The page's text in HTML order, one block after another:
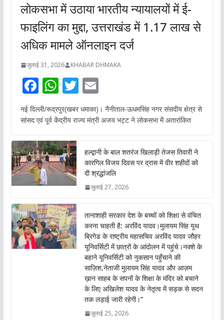
लोकसभा में उठाया भारतीय न्यायालयों में ई-
फाइलिंग का मुद्दा, उत्तराखंड में 1.17 लाख से
अधिक मामले ऑनलाइन दर्ज
जुलाई 31, 2026 KHABAR DHMAKA
F
ac
e
o
o
k
W
h
at
A
p
p
T
w
itt
E
m
ai
नई दिल्ली/रूद्रपुर(खबर धमाका)। नैनीताल-ऊधमसिंह नगर संसदीय क्षेत्र से
सांसद एवं पूर्व केंद्रीय राज्य मंत्री अजय भट्ट ने लोकसभा में अतारांकित
हल्द्वानी के बाल शतरंज खिलाड़ी तेजस तिवारी ने
कारगिल विजय दिवस पर द्रास में वीर शहीदों को
दी श्रद्धांजलि
जुलाई 27, 2026
तानाशाही सरकार देश के बच्चों को शिक्षा से वंचित
करना चाहती है: अरविंद यादव।मुलायम सिंह यूथ
ब्रिगेड के राष्ट्रीय महासचिव अरविंद यादव जौहर
यूनिवर्सिटी में छात्रों के आंदोलन में पहुंचे।नक्शे के
बहाने यूनिवर्सिटी को नुकसान पहुँचाने की
साज़िश,नेताजी मुलायम सिंह यादव और आज़म
ख़ान साहब के सपनों के शिक्षा के मंदिर को बचाने
के लिए अखिलेश यादव के नेतृत्व में सड़क से सदन
तक लड़ाई जारी रहेगी।”
जुलाई 25, 2026